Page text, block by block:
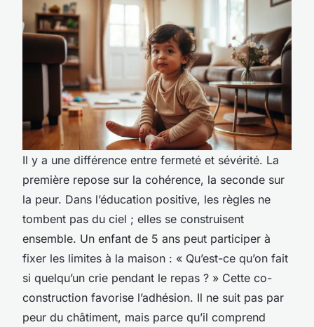
Il y a une différence entre fermeté et sévérité. La
première repose sur la cohérence, la seconde sur
la peur. Dans l’éducation positive, les règles ne
tombent pas du ciel ; elles se construisent
ensemble. Un enfant de 5 ans peut participer à
fixer les limites à la maison : « Qu’est-ce qu’on fait
si quelqu’un crie pendant le repas ? » Cette co-
construction favorise l’adhésion. Il ne suit pas par
peur du châtiment, mais parce qu’il comprend